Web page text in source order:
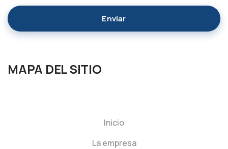
Enviar
MAPA DEL SITIO
Inicio
La empresa